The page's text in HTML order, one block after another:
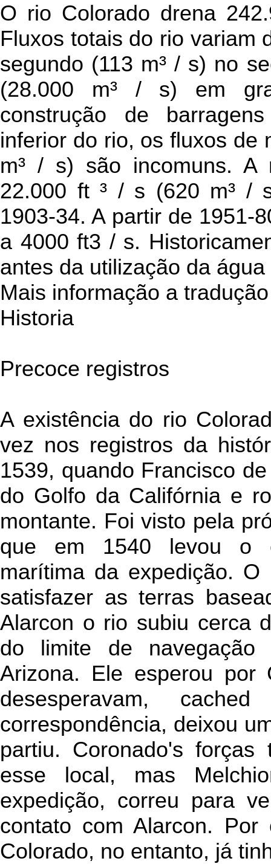
O rio Colorado drena
Fluxos totais do rio variam
segundo (113 m³ / s) no
(28.000 m³ / s) em
construção de
inferior do rio, os fluxos de
m³ / s) são incomuns.
22.000 ft ³ / s (620 m³ /
1903-34. A partir de 1951-
a 4000 ft3 / s.
antes da utilização da
Mais informação a
Historia
Precoce registros
A existência do rio
vez nos registros da
1539, quando Francisco
do Golfo da Califórnia e
montante. Foi visto pela
que em 1540 levou o
marítima da expedição.
satisfazer as terras
Alarcon o rio subiu cerca
do limite de
Arizona. Ele esperou por
desesperavam,
correspondência, deixou
partiu. Coronado's
esse local, mas
expedição, correu para
contato com Alarcon.
Colorado, no entanto, já